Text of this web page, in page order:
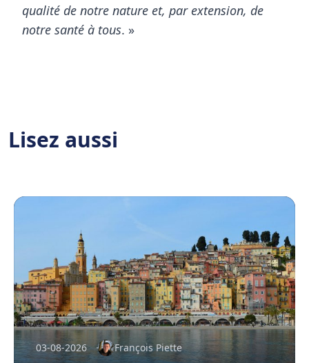
qualité de notre nature et, par extension, de
notre santé à tous. »
Lisez aussi
03-08-2026 François Piette